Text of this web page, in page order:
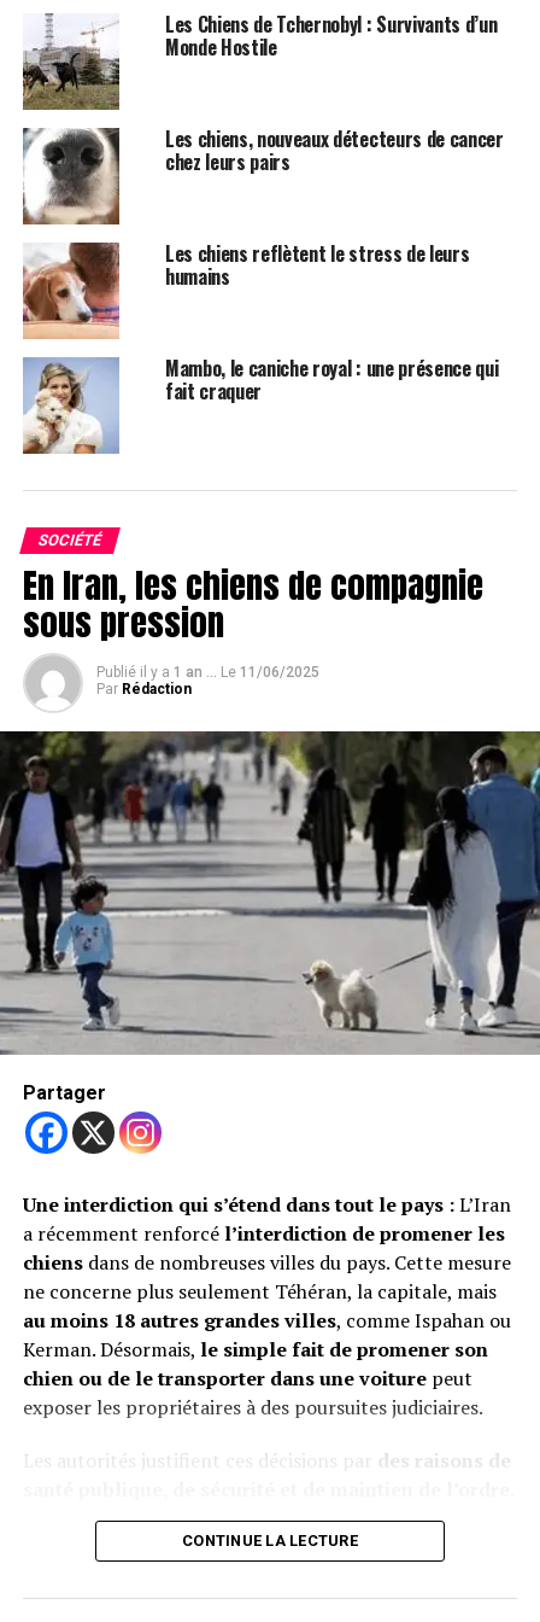
tels que la fabrication de boîtes à kiwis pour les
protéger des chiens sauvages, ont été déployés pour
lutter contre ces menaces.
Alors que la population nationale de kiwis a connu un
déclin annuel de 2 %, des augmentations notables de
près de 10 % ont été observées dans certaines régions
grâce aux initiatives de conservation. Récemment, des
kiwis sauvages ont donné naissance près de Wellington
pour la première fois en plus de 150 ans, soulignant le
succès des projets de conservation dans la région. Des
organisations telles que Save the Kiwi et le
Département néo-zélandais de la conservation
travaillent en partenariat depuis 1991 pour préserver
l’espèce. Les écologistes restent optimistes, bien que les
kiwis brun connaissent une baisse de 2 à 3 % par an,
soulignant la nécessité continue de soutien pour éviter
venir.
Voir également:
Les Chiens de Tchernobyl : Survivants d’un
Monde Hostile
Les chiens, nouveaux détecteurs de cancer
chez leurs pairs
Les chiens reflètent le stress de leurs
humains
Mambo, le caniche royal : une présence qui
fait craquer
SOCIÉTÉ
En Iran, les chiens de compagnie
sous pression
Publié il y a 1 an ... Le 11/06/2025
Par Rédaction
Partager
Une interdiction qui s’étend dans tout le pays :L’Iran
a récemment renforcé l’interdiction de promener les
chiensdans de nombreuses villes du pays. Cette mesure
ne concerne plus seulement Téhéran, la capitale, mais
au moins 18 autres grandes villes, comme Ispahan ou
Kerman. Désormais, le simple fait de promener son
chien ou de le transporter dans une voiturepeut
exposer les propriétaires à des poursuites judiciaires.
Les autorités justifient ces décisions par des raisons de
Mais derrière ces arguments officiels, se cache surtout
un rejet culturel et religieuxde la présence des chiens
1979, les chiens sont souvent perçus comme « impurs »
CONTINUE LA LECTURE